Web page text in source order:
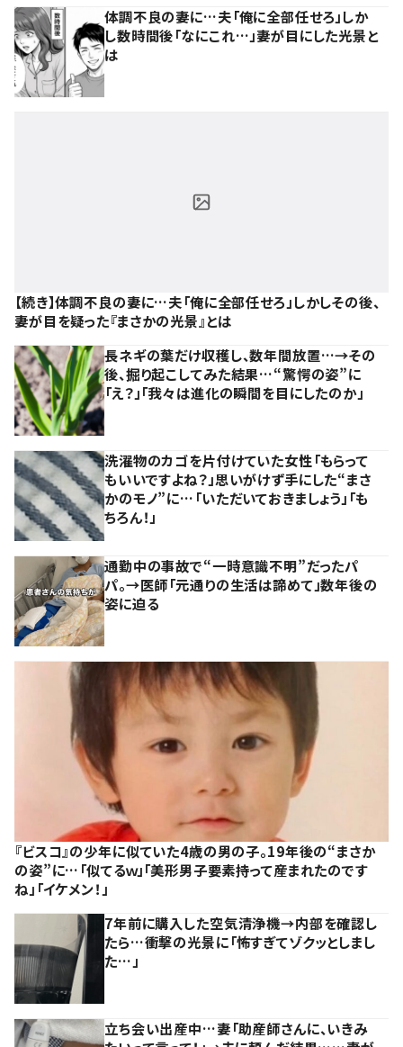
体調不良の妻に…夫「俺に全部任せろ」しか
し数時間後「なにこれ…」妻が目にした光景と
は
【続き】体調不良の妻に…夫「俺に全部任せろ」しかしその後、
妻が目を疑った『まさかの光景』とは
長ネギの葉だけ収穫し、数年間放置…→その
後、掘り起こしてみた結果…“驚愕の姿”に
「え？」「我々は進化の瞬間を目にしたのか」
洗濯物のカゴを片付けていた女性「もらって
もいいですよね？」思いがけず手にした“まさ
かのモノ”に…「いただいておきましょう」「も
ちろん！」
通勤中の事故で“一時意識不明”だったパ
パ。→医師「元通りの生活は諦めて」数年後の
姿に迫る
『ビスコ』の少年に似ていた4歳の男の子。19年後の“まさか
の姿”に…「似てるｗ」「美形男子要素持って産まれたのです
ね」「イケメン！」
7年前に購入した空気清浄機→内部を確認し
たら…衝撃の光景に「怖すぎてゾクッとしまし
た…」
立ち会い出産中…妻「助産師さんに、いきみ